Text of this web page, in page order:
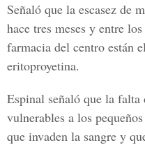
Señaló que la escasez de
hace tres meses y entre
farmacia del centro están
eritoproyetina.
Espinal señaló que la falta
vulnerables a los
que invaden la sangre y